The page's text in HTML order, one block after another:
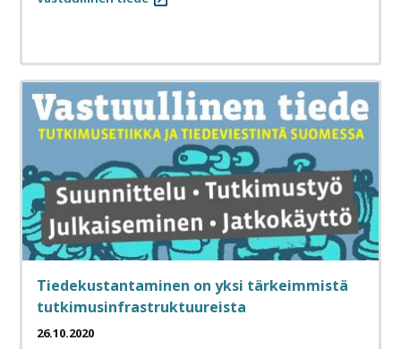
Tiedekustantaminen on yksi tärkeimmistä
tutkimusinfrastruktuureista
26.10.2020